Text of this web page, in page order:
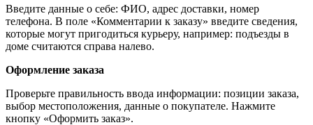
Введите данные о себе: ФИО, адрес доставки, номер
телефона. В поле «Комментарии к заказу» введите сведения,
которые могут пригодиться курьеру, например: подъезды в
доме считаются справа налево.
Оформление заказа
Проверьте правильность ввода информации: позиции заказа,
выбор местоположения, данные о покупателе. Нажмите
кнопку «Оформить заказ».